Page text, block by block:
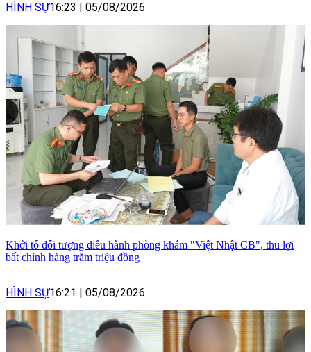
HÌNH SỰ16:23 | 05/08/2026
Khởi tố đối tượng điều hành phòng khám "Việt Nhật CB", thu lợi
bất chính hàng trăm triệu đồng
HÌNH SỰ16:21 | 05/08/2026